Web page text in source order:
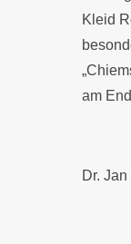
Kleid
am
Dr.